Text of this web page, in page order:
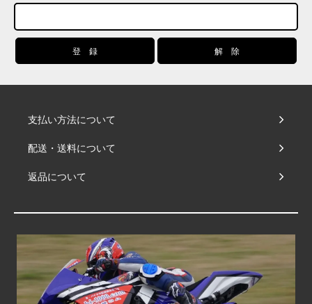
支払い方法について
配送・送料について
返品について